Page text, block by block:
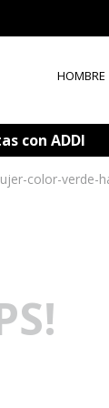
HOMBRE
con ADDI
color-verde-